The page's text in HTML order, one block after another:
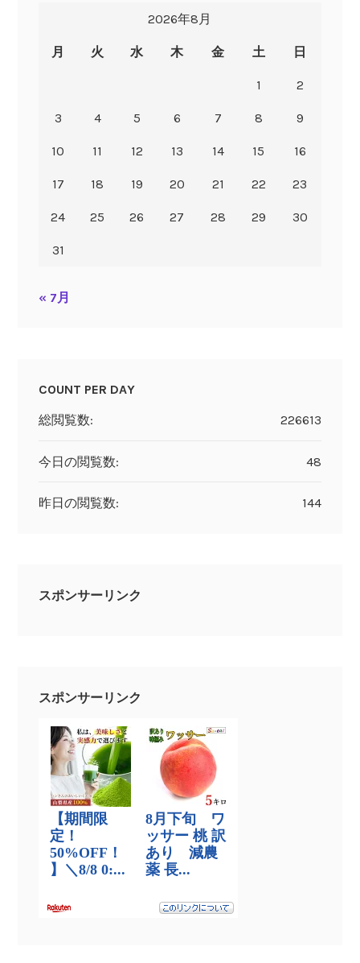
2026年8月
月 火 水 木 金 土 日
1 2
3 4 5 6 7 8 9
10 11 12 13 14 15 16
17 18 19 20 21 22 23
24 25 26 27 28 29 30
31
« 7月
COUNT PER DAY
226613
総閲覧数:
48
今日の閲覧数:
144
昨日の閲覧数:
スポンサーリンク
スポンサーリンク